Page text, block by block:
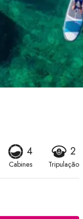
4
Cabines
2
Tripulação